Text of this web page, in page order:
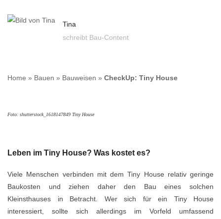
Tina
schreibt Bau-Content
Home » Bauen » Bauweisen » CheckUp: Tiny House
Foto: shutterstock_1618147849 Tiny House
Leben im Tiny House? Was kostet es?
Viele Menschen verbinden mit dem Tiny House relativ geringe
Baukosten und ziehen daher den Bau eines solchen
Kleinsthauses in Betracht. Wer sich für ein Tiny House
interessiert, sollte sich allerdings im Vorfeld umfassend